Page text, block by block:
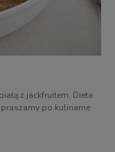
z jackfruitem. Dieta
po kulinarne